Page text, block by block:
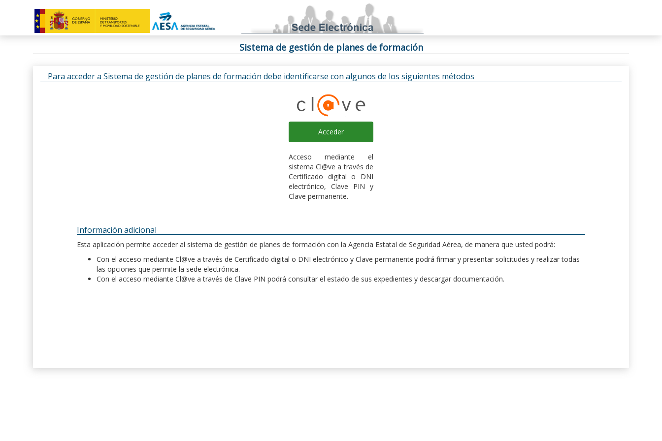
Sistema de gestión de planes de formación
Para acceder a Sistema de gestión de planes de formación debe identificarse con algunos de los siguientes métodos
Acceder
Acceso mediante el
sistema Cl@ve a través de
Certificado digital o DNI
electrónico, Clave PIN y
Clave permanente.
Información adicional
Esta aplicación permite acceder al sistema de gestión de planes de formación con la Agencia Estatal de Seguridad Aérea, de manera que usted podrá:
Con el acceso mediante Cl@ve a través de Certificado digital o DNI electrónico y Clave permanente podrá firmar y presentar solicitudes y realizar todas
las opciones que permite la sede electrónica.
Con el acceso mediante Cl@ve a través de Clave PIN podrá consultar el estado de sus expedientes y descargar documentación.